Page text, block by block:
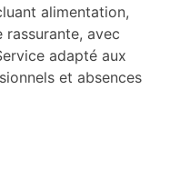
alimentation,
rassurante, avec
adapté aux
et absences